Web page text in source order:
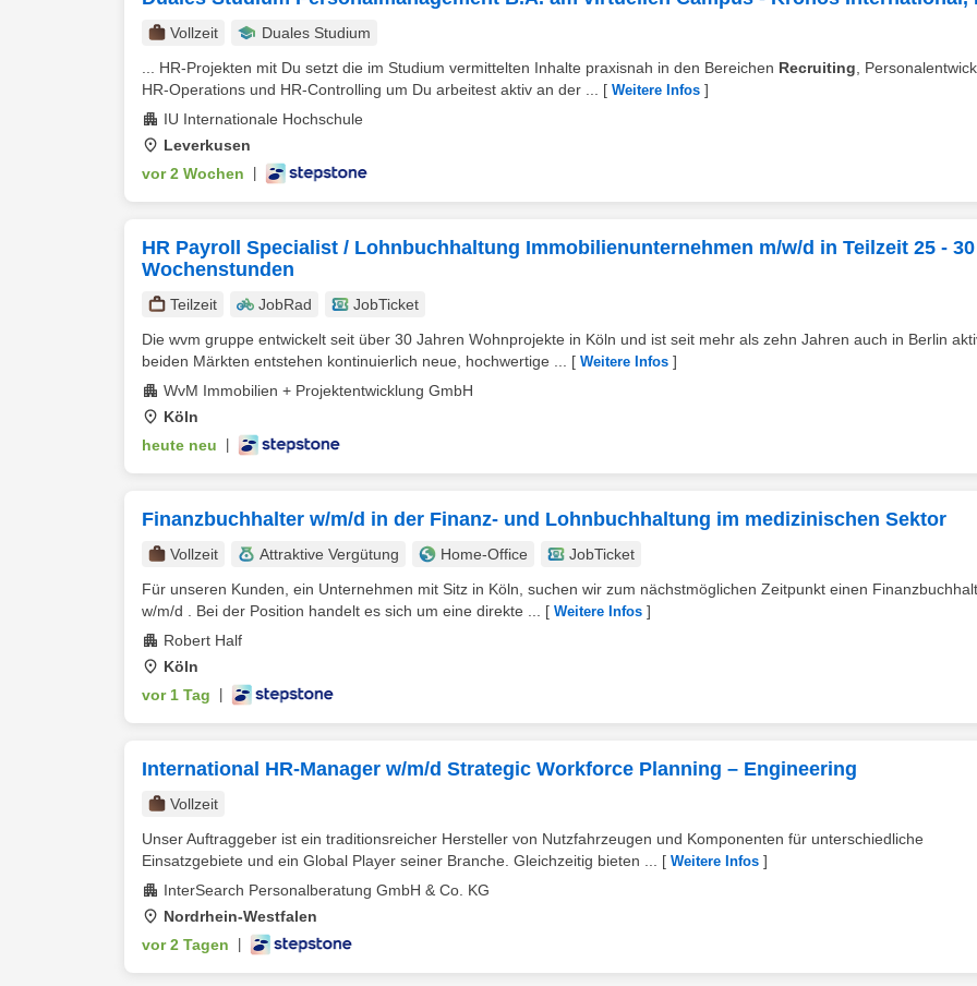
Vollzeit
Duales Studium
... HR-Projekten mit Du setzt die im Studium vermittelten Inhalte praxisnah in den Bereichen Recruiting ,
HR-Operations und HR-Controlling um Du arbeitest aktiv an der ...
[ Weitere Infos ]
IU Internationale Hochschule
Leverkusen
vor 2 Wochen
HR Payroll Specialist / Lohnbuchhaltung Immobilienunternehmen m/w/d in Teilzeit 25 - 30
Wochenstunden
Teilzeit JobRad
JobTicket
Die wvm gruppe entwickelt seit über 30 Jahren Wohnprojekte in Köln und ist seit mehr als zehn Jahren auch in Berlin
beiden Märkten entstehen kontinuierlich neue, hochwertige ...
[ Weitere Infos ]
WvM Immobilien + Projektentwicklung GmbH
Köln
heute neu
Finanzbuchhalter w/m/d in der Finanz- und Lohnbuchhaltung im medizinischen Sektor
Vollzeit Attraktive Vergütung Home-Office
JobTicket
Für unseren Kunden, ein Unternehmen mit Sitz in Köln, suchen wir zum nächstmöglichen Zeitpunkt einen
w/m/d . Bei der Position handelt es sich um eine direkte ...
[ Weitere Infos ]
Robert Half
Köln
vor 1 Tag
International HR-Manager w/m/d Strategic Workforce Planning – Engineering
Vollzeit
Unser Auftraggeber ist ein traditionsreicher Hersteller von Nutzfahrzeugen und Komponenten für unterschiedliche
Einsatzgebiete und ein Global Player seiner Branche. Gleichzeitig bieten ...
[ Weitere Infos ]
InterSearch Personalberatung GmbH & Co. KG
Nordrhein-Westfalen
vor 2 Tagen